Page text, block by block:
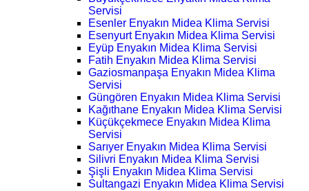
Servisi
Esenler Enyakın Midea Klima Servisi
Esenyurt Enyakın Midea Klima Servisi
Eyüp Enyakın Midea Klima Servisi
Fatih Enyakın Midea Klima Servisi
Gaziosmanpaşa Enyakın Midea Klima
Servisi
Güngören Enyakın Midea Klima Servisi
Kağıthane Enyakın Midea Klima Servisi
Küçükçekmece Enyakın Midea Klima
Servisi
Sarıyer Enyakın Midea Klima Servisi
Silivri Enyakın Midea Klima Servisi
Şişli Enyakın Midea Klima Servisi
Sultangazi Enyakın Midea Klima Servisi